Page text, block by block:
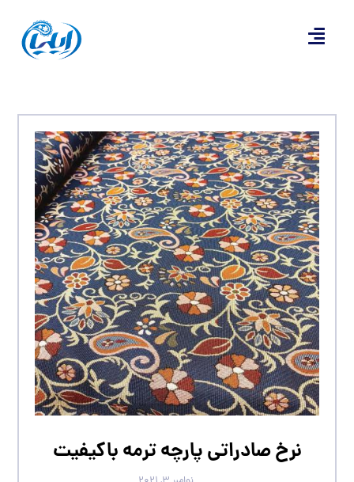
نرخ صادراتی پارچه ترمه باکیفیت